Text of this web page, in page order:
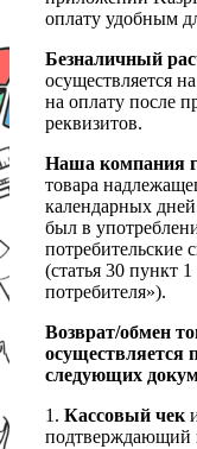
оплату удобным
Безналичный
осуществляется
на оплату после
реквизитов.
Наша компания
товара
календарных
был в
потребительские
(статья 30 пункт
потребителя»).
Возврат/обмен
осуществляется
следующих
1. Кассовый чек
подтверждающий